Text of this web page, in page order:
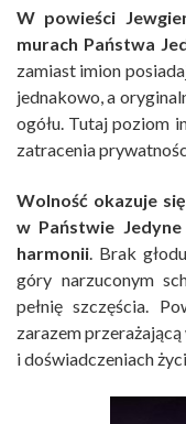
W powieści
murach Państwa
zamiast imion
jednakowo, a
ogółu. Tutaj poziom
zatracenia
Wolność okazuje
w Państwie
harmonii. Brak
góry narzuconym
pełnię szczęścia.
zarazem
i doświadczeniach